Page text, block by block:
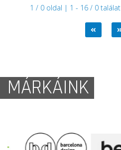
1 / 0 oldal | 1 - 16 / 0 találat
MÁRKÁINK